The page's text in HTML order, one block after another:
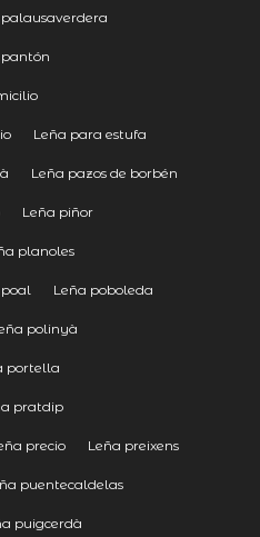
Leña para estufa
Leña pazos de borbén
Leña piñor
planoles
Leña poboleda
polinyà
portella
pratdip
precio Leña preixens
puentecaldelas
puigcerdà